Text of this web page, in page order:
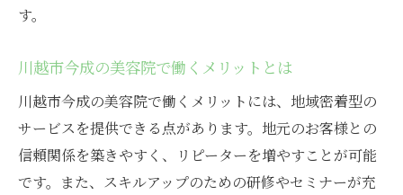
す。
川越市今成の美容院で働くメリットとは
川越市今成の美容院で働くメリットには、地域密着型の
サービスを提供できる点があります。地元のお客様との
信頼関係を築きやすく、リピーターを増やすことが可能
です。また、スキルアップのための研修やセミナーが充